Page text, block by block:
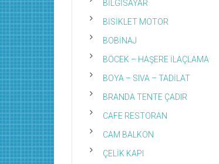
BİLGİSAYAR
BİSİKLET MOTOR
BOBİNAJ
BÖCEK – HAŞERE İLAÇLAMA
BOYA – SIVA – TADİLAT
BRANDA TENTE ÇADIR
CAFE RESTORAN
CAM BALKON
ÇELİK KAPI